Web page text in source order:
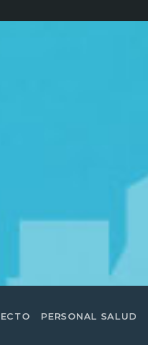
PERSONAL SALUD